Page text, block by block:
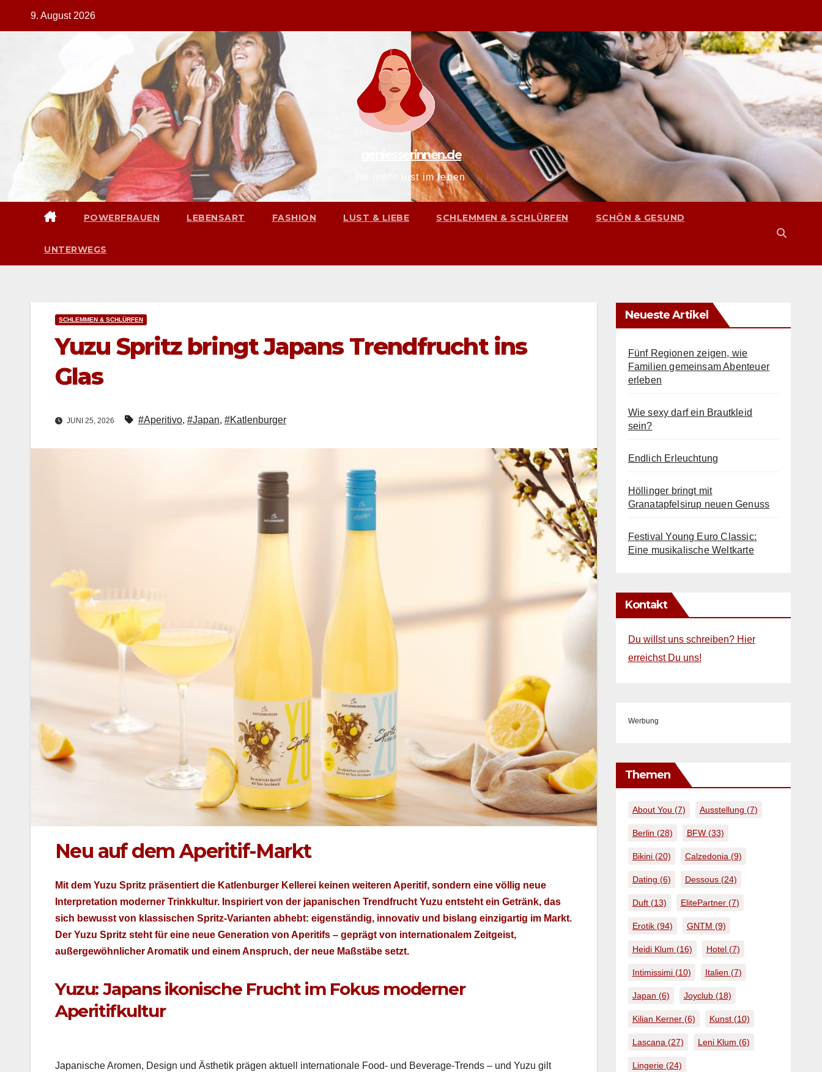
9. August 2026
geniesserinnen.de
für mehr lust im leben
POWERFRAUEN LEBENSART FASHION LUST & LIEBE SCHLEMMEN & SCHLÜRFEN SCHÖN & GESUND
UNTERWEGS
SCHLEMMEN & SCHLÜRFEN
Yuzu Spritz bringt Japans Trendfrucht ins
Glas
JUNI 25, 2026 #Aperitivo, #Japan, #Katlenburger
Neu auf dem Aperitif-Markt
Mit dem Yuzu Spritz präsen­tiert die Katlen­burg­er Kellerei keinen weit­eren Aper­i­tif, son­dern eine völ­lig neue
Inter­pre­ta­tion mod­ern­er Trinkkul­tur. Inspiri­ert von der japanis­chen Trend­frucht Yuzu entste­ht ein Getränk, das
sich bewusst von klas­sis­chen Spritz-Vari­anten abhebt: eigen­ständig, inno­v­a­tiv und bis­lang einzi­gar­tig im Markt.
Der Yuzu Spritz ste­ht für eine neue Gen­er­a­tion von Aper­i­tifs – geprägt von inter­na­tionalem Zeit­geist,
außergewöhn­lich­er Aro­matik und einem Anspruch, der neue Maßstäbe set­zt.
Yuzu: Japans ikonische Frucht im Fokus moderner
Aperitifkultur ­
Japanis­che Aromen, Design und Ästhetik prä­gen aktuell inter­na­tionale Food- und Bev­er­age-Trends – und Yuzu gilt
Neueste Artikel
Fünf Regionen zeigen, wie
Familien gemeinsam Abenteuer
erleben
Wie sexy darf ein Brautkleid
sein?
Endlich Erleuchtung
Höllinger bringt mit
Granatapfelsirup neuen Genuss
Festival Young Euro Classic:
Eine musikalische Weltkarte
Kontakt
Du willst uns schreiben? Hier
erreichst Du uns!
Werbung
Themen
About You (7) Ausstellung (7)
Berlin (28) BFW(33)
Bikini(20) Calzedonia (9)
Dating (6) Dessous(24)
Duft(13) ElitePartner(7)
Erotik(94) GNTM (9)
Heidi Klum (16) Hotel(7)
Intimissimi(10) Italien (7)
Japan (6) Joyclub(18)
Kilian Kerner(6) Kunst(10)
Lascana (27) Leni Klum (6)
Lingerie(24)